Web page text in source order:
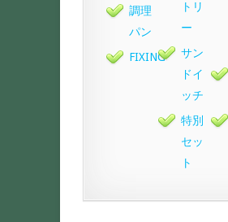
調理
パン
FIXING
トリ
ー
サン
ドイ
ッチ
特別
セッ
ト